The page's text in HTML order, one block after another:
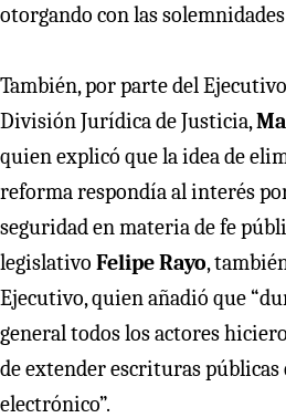
otorgando con las solemnidades
También, por parte del
División Jurídica de Justicia,
quien explicó que la idea de
reforma respondía al interés
seguridad en materia de fe
legislativo Felipe Rayo,
Ejecutivo, quien añadió que
general todos los actores
de extender escrituras
electrónico”.